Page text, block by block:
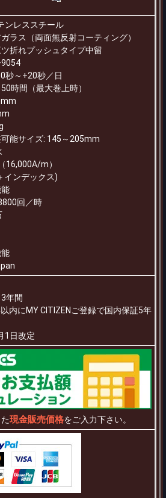
ンレススチール
ラス（両面無反射コーティング）
折れプッシュタイプ中留
秒～+20秒／日
時間（最大巻上時）
能サイズ: 145～205mm
16,000A/m）
インデックス)
回／時
年間
内にMY CITIZENご登録で国内保証5年
1日改定
現金販売価格をご入力下さい。